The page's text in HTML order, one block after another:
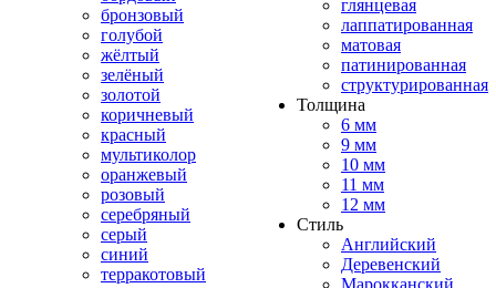
бронзовый
голубой
жёлтый
зелёный
золотой
коричневый
красный
мультиколор
оранжевый
розовый
серебряный
серый
синий
терракотовый
глянцевая
лаппатированная
матовая
патинированная
структурированная
Толщина
6 мм
9 мм
10 мм
11 мм
12 мм
Стиль
Английский
Деревенский
Марокканский